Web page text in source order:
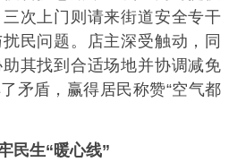
次上门则请来街道安全专干
民问题。店主深受触动，同
其找到合适场地并协调减免
矛盾，赢得居民称赞“空气都
民生“暖心线”